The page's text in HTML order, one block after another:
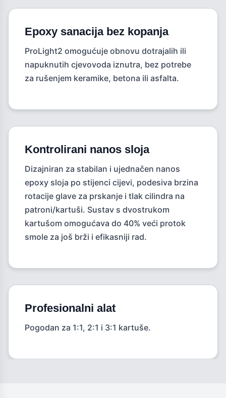
Epoxy sanacija bez kopanja
ProLight2 omogućuje obnovu dotrajalih ili
napuknutih cjevovoda iznutra, bez potrebe
za rušenjem keramike, betona ili asfalta.
Kontrolirani nanos sloja
Dizajniran za stabilan i ujednačen nanos
epoxy sloja po stijenci cijevi, podesiva brzina
rotacije glave za prskanje i tlak cilindra na
patroni/kartuši. Sustav s dvostrukom
kartušom omogućava do 40% veći protok
smole za još brži i efikasniji rad.
Profesionalni alat
Pogodan za 1:1, 2:1 i 3:1 kartuše.